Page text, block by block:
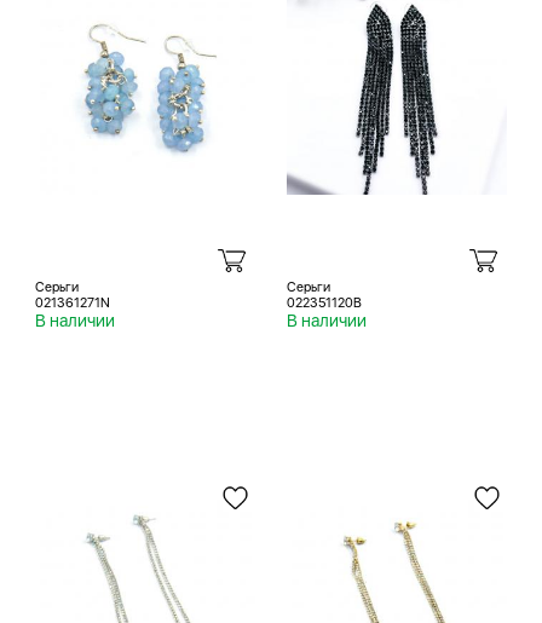
Серьги
021361271N
В наличии
Серьги
022351120B
В наличии